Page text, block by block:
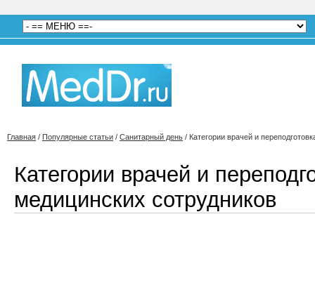
Главная / Популярные статьи / Санитарный день / Категории врачей и
Категории врачей и
медицинских сотрудников